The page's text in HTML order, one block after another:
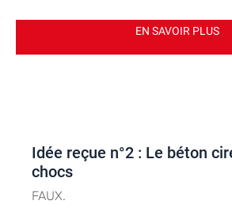
EN SAVOIR PLUS
Idée reçue n°2 : Le béton
chocs
FAUX.